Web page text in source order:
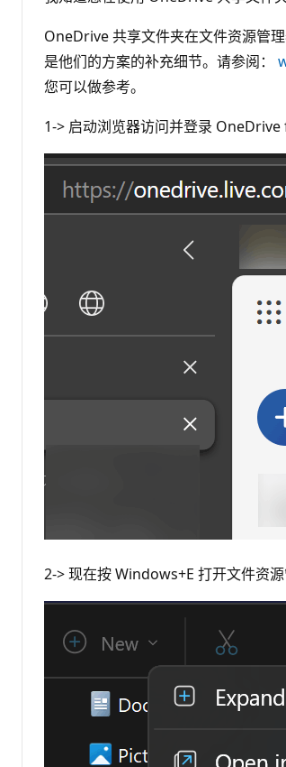
OneDrive 共享文件夹在文件资源管
是他们的方案的补充细节。请参阅：
您可以做参考。
1-> 启动浏览器访问并登录
2-> 现在按 Windows+E 打开文件资源